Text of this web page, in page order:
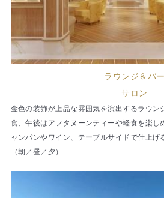
ラウンジ＆バー
サロン
金色の装飾が上品な雰囲気を演出するラウン
食、午後はアフタヌーンティーや軽食を楽し
ャンパンやワイン、テーブルサイドで仕上げ
（朝／昼／夕）